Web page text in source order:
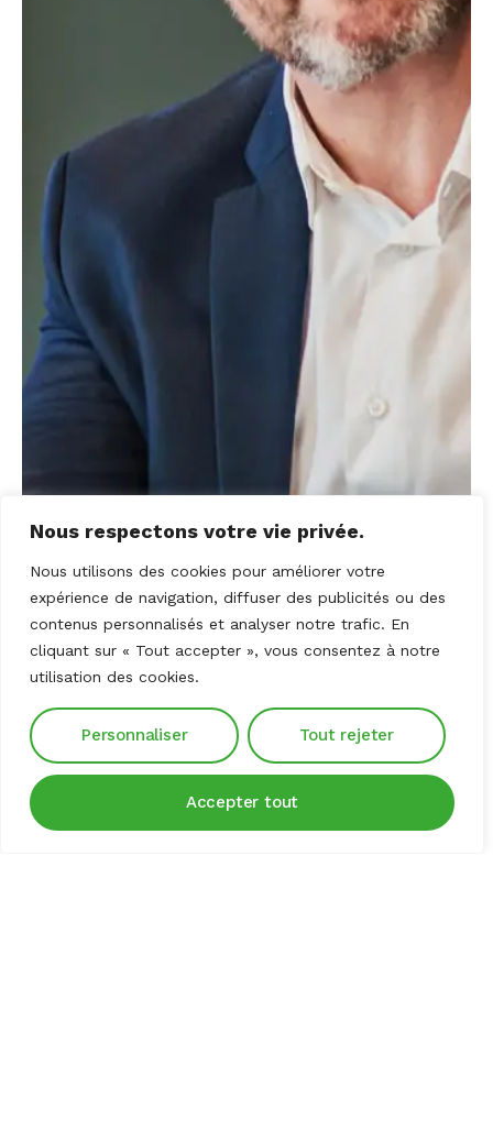
Nous respectons votre vie privée.
Nous utilisons des cookies pour améliorer votre
expérience de navigation, diffuser des publicités ou des
contenus personnalisés et analyser notre trafic. En
cliquant sur « Tout accepter », vous consentez à notre
utilisation des cookies.
Personnaliser Tout rejeter
Accepter tout